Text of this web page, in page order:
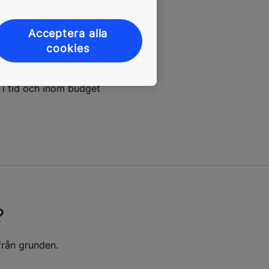
fjärrstyrd service håller
tillgång till
lägre livscykelkostnader
tid och inom budget
grunden.
Acceptera alla
cookies